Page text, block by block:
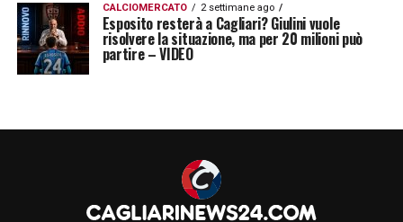
CALCIOMERCATO 2 settimane ago
Esposito resterà a Cagliari? Giulini vuole
risolvere la situazione, ma per 20 milioni può
partire – VIDEO